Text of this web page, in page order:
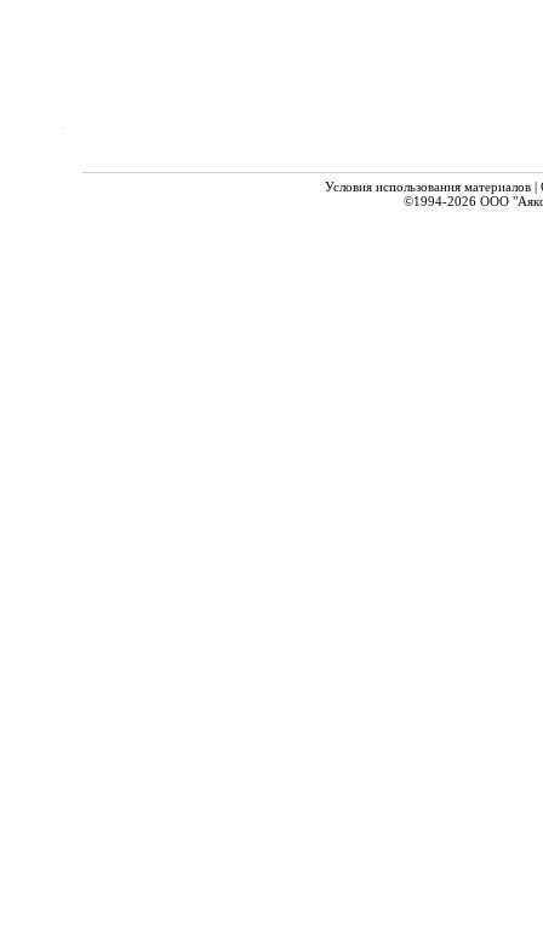
Условия использования материалов|
©1994-2026 ООО